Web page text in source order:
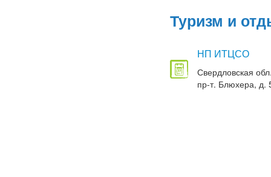
Туризм и
НП ИТЦСО
Свердловская
пр-т. Блюхера, д.